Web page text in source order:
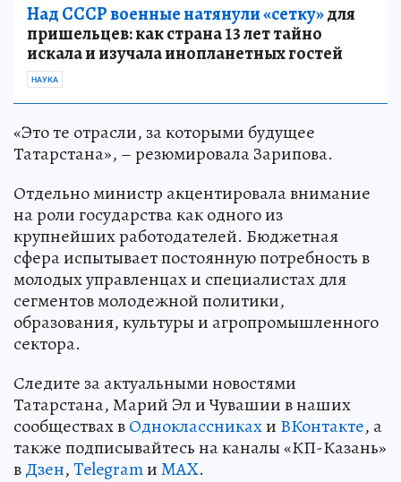
Над СССР военные натянули «сетку»для
пришельцев: как страна 13 лет тайно
искала и изучала инопланетных гостей
НАУКА
«Это те отрасли, за которыми будущее
Татарстана», – резюмировала Зарипова.
Отдельно министр акцентировала внимание
на роли государства как одного из
крупнейших работодателей. Бюджетная
сфера испытывает постоянную потребность в
молодых управленцах и специалистах для
сегментов молодежной политики,
образования, культуры и агропромышленного
сектора.
Следите за актуальными новостями
Татарстана, Марий Эл и Чувашии в наших
сообществах вОдноклассникахи ВКонтакте, а
также подписывайтесь на каналы «КП-Казань»
вДзен,TelegramиMAX.